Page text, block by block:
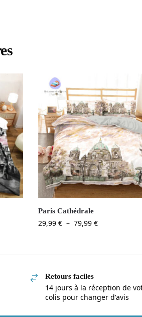
Paris Cathédrale
29,99 € – 79,99 €
Retours faciles
14 jours à la réception de
colis pour changer d'avis